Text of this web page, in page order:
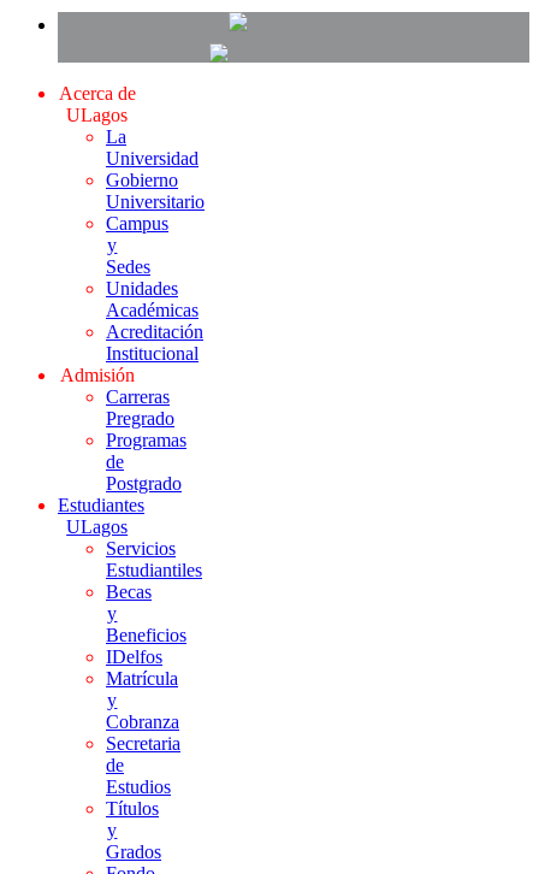
Acerca de
ULagos
La
Universidad
Gobierno
Universitario
Campus
y
Sedes
Unidades
Académicas
Acreditación
Institucional
Admisión
Carreras
Pregrado
Programas
de
Postgrado
Estudiantes
ULagos
Servicios
Estudiantiles
Becas
y
Beneficios
IDelfos
Matrícula
y
Cobranza
Secretaria
de
Estudios
Títulos
y
Grados